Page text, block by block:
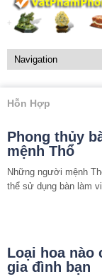
Hỗn Hợp
Phong thủy
mệnh Thổ
Những người mệnh
thể sử dụng bàn làm
Loại hoa nào
gia đình bạn